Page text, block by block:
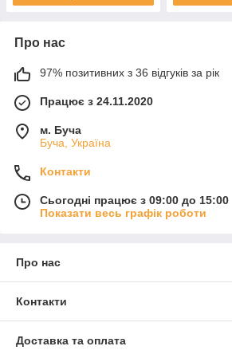
Про нас
97% позитивних з 36 відгуків за рік
Працює з 24.11.2020
м. Буча
Буча, Україна
Контакти
Сьогодні працює з 09:00 до 15:00
Показати весь графік роботи
Про нас
Контакти
Доставка та оплата